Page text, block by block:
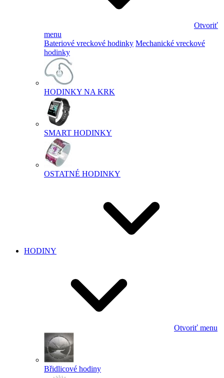
Otvoriť
menu
Bateriové vreckové hodinky Mechanické vreckové
hodinky
HODINKY NA KRK
SMART HODINKY
OSTATNÉ HODINKY
HODINY
Otvoriť menu
Břidlicové hodiny